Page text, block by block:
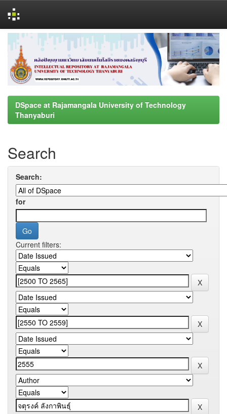
navigation
DSpace at Rajamangala University of Technology
Thanyaburi
Search
Search:
for
Current filters: